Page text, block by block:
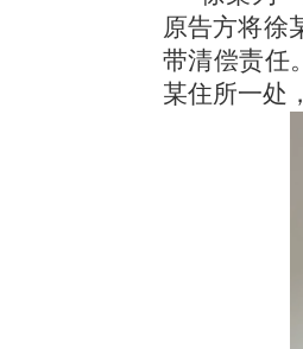
原告方将徐
带清偿责任
某住所一处